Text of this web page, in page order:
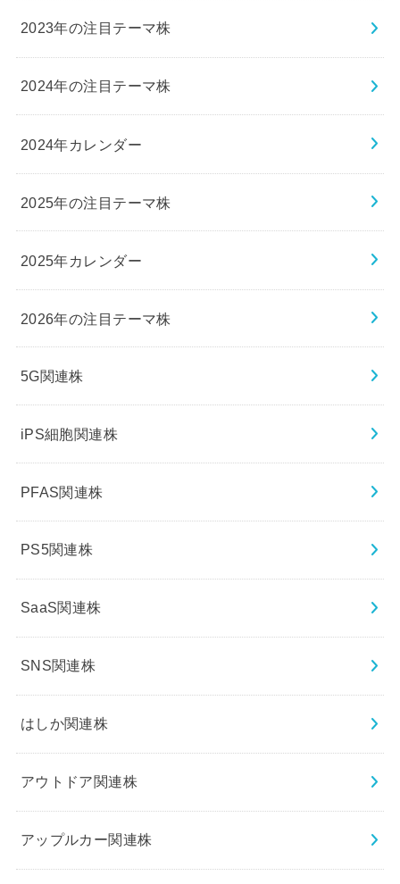
2023年の注目テーマ株
2024年の注目テーマ株
2024年カレンダー
2025年の注目テーマ株
2025年カレンダー
2026年の注目テーマ株
5G関連株
iPS細胞関連株
PFAS関連株
PS5関連株
SaaS関連株
SNS関連株
はしか関連株
アウトドア関連株
アップルカー関連株